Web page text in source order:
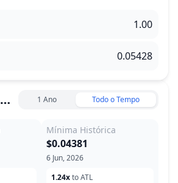
Histórico de Preço 1 Ano Todo o Tempo
Mínima Histórica
6 Jun, 2026
$0.04381
1.24xto ATL